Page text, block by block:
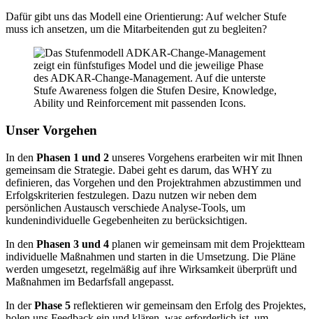
Dafür gibt uns das Modell eine Orientierung: Auf welcher Stufe
muss ich ansetzen, um die Mitarbeitenden gut zu begleiten?
Unser Vorgehen
In den Phasen 1 und 2 unseres Vorgehens erarbeiten wir mit Ihnen
gemeinsam die Strategie. Dabei geht es darum, das WHY zu
definieren, das Vorgehen und den Projektrahmen abzustimmen und
Erfolgskriterien festzulegen. Dazu nutzen wir neben dem
persönlichen Austausch verschiede Analyse-Tools, um
kundenindividuelle Gegebenheiten zu berücksichtigen.
In den Phasen 3 und 4 planen wir gemeinsam mit dem Projektteam
individuelle Maßnahmen und starten in die Umsetzung. Die Pläne
werden umgesetzt, regelmäßig auf ihre Wirksamkeit überprüft und
Maßnahmen im Bedarfsfall angepasst.
In derPhase 5 reflektieren wir gemeinsam den Erfolg des Projektes,